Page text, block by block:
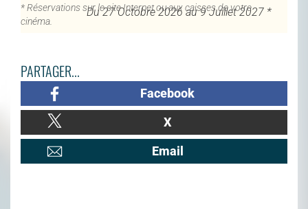
Du 27 Octobre 2026 au 9 Juillet 2027 *
* Réservations sur le site Internet ou aux caisses de votre
cinéma.
PARTAGER...
Facebook
X
Email